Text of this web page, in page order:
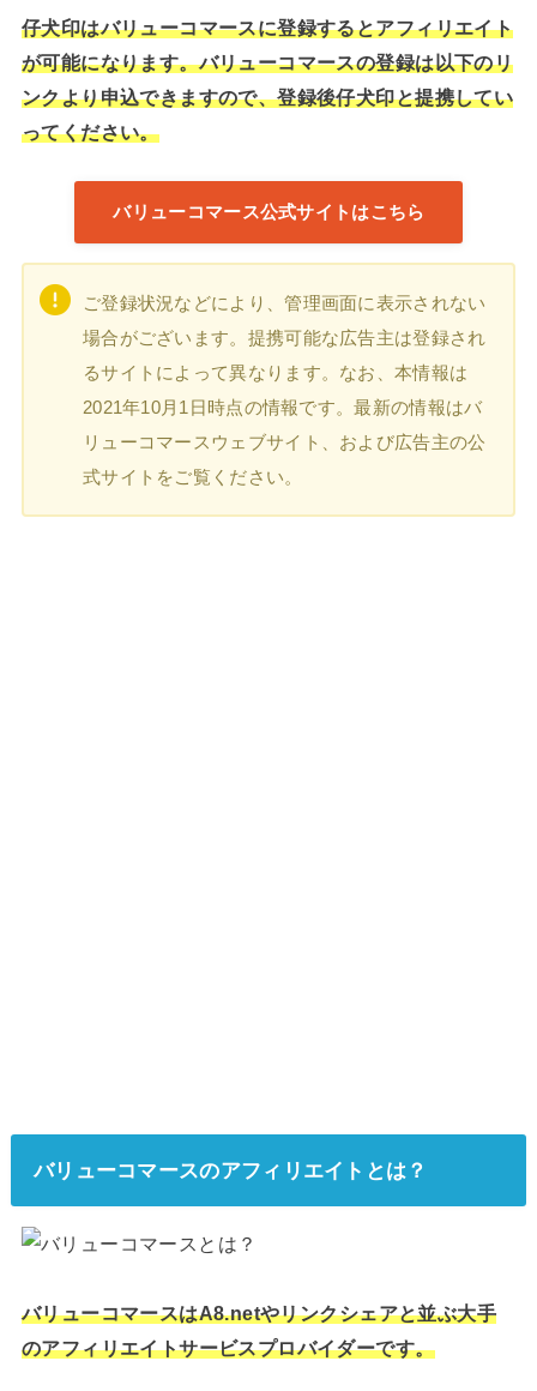
仔犬印はバリューコマースに登録するとアフィリエイト
が可能になります。バリューコマースの登録は以下のリ
ンクより申込できますので、登録後仔犬印と提携してい
ってください。
バリューコマース公式サイトはこちら
ご登録状況などにより、管理画面に表示されない
場合がございます。提携可能な広告主は登録され
るサイトによって異なります。なお、本情報は
2021年10月1日時点の情報です。最新の情報はバ
リューコマースウェブサイト、および広告主の公
式サイトをご覧ください。
バリューコマースのアフィリエイトとは？
バリューコマースはA8.netやリンクシェアと並ぶ大手
のアフィリエイトサービスプロバイダーです。